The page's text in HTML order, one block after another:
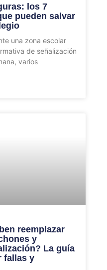
los 7
pueden salvar
una zona escolar
de señalización
varios
reemplazar
y
La guía
fallas y